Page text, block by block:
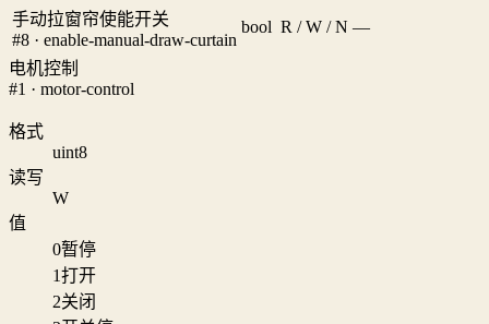
手动拉窗帘使能开关
#8 · enable-manual-draw-curtain
bool R / W / N —
电机控制
#1 · motor-control
格式
uint8
读写
W
值
0暂停
1打开
2关闭